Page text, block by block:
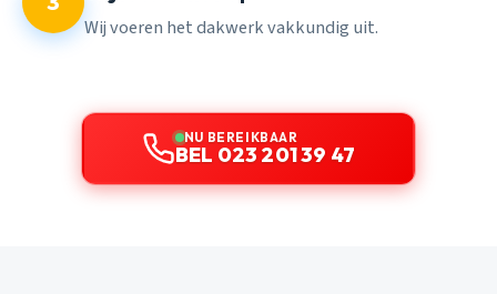
Wij voeren het dakwerk vakkundig uit.
NU BEREIKBAAR
BEL 023 201 39 47